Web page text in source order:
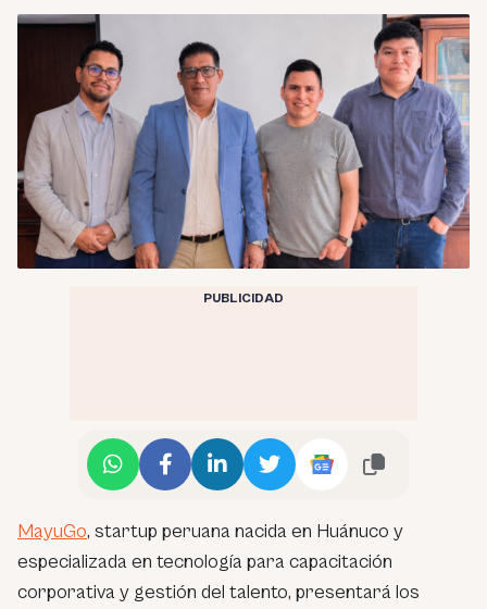
PUBLICIDAD
MayuGo, startup peruana nacida en Huánuco y
especializada en tecnología para capacitación
corporativa y gestión del talento, presentará los